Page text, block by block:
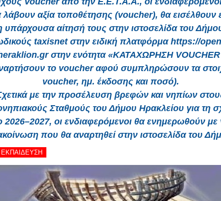
αξία τοποθέτησης (voucher), θα εισέλθουν
υπάρχουσα αίτησή τους στην ιστοσελίδα του
taxisnet στην ειδική πλατφόρμα https://
στην ενότητα «ΚΑΤΑΧΩΡΗΣΗ VOUCHER
το voucher αφού συμπληρώσουν τα
voucher, ημ. έκδοσης και ποσό).
με την προσέλευση βρεφών και νηπίων
Σταθμούς του Δήμου Ηρακλείου για τη
2026–2027, οι ενδιαφερόμενοι θα ενημερωθούν με
που θα αναρτηθεί στην ιστοσελίδα του
ΕΚΠΑΙΔΕΥΣΗ